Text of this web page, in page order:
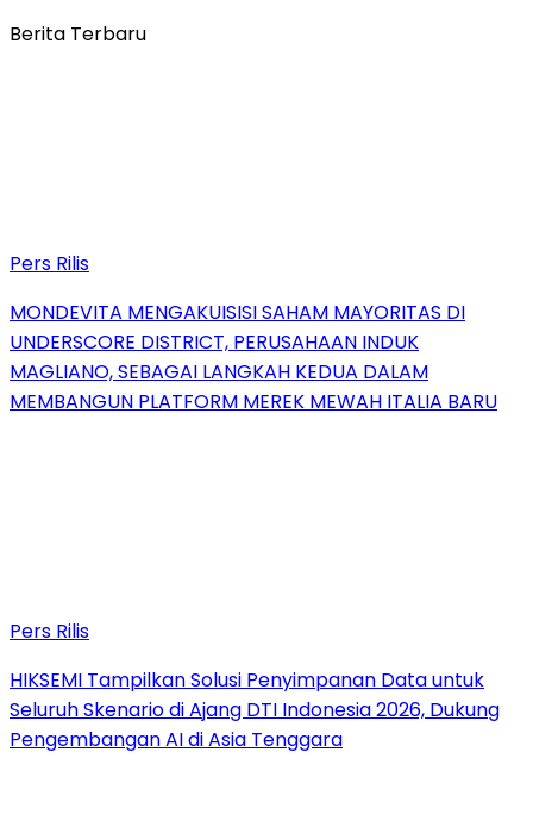
Berita Terbaru
Pers Rilis
MONDEVITA MENGAKUISISI SAHAM MAYORITAS DI
UNDERSCORE DISTRICT, PERUSAHAAN INDUK
MAGLIANO, SEBAGAI LANGKAH KEDUA DALAM
MEMBANGUN PLATFORM MEREK MEWAH ITALIA BARU
Pers Rilis
HIKSEMI Tampilkan Solusi Penyimpanan Data untuk
Seluruh Skenario di Ajang DTI Indonesia 2026, Dukung
Pengembangan AI di Asia Tenggara